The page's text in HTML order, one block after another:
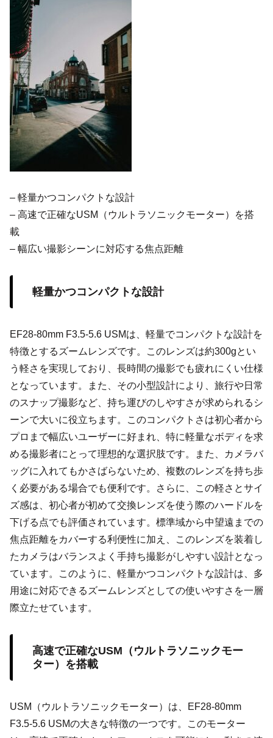
– 軽量かつコンパクトな設計
– 高速で正確なUSM（ウルトラソニックモーター）を搭
載
– 幅広い撮影シーンに対応する焦点距離
軽量かつコンパクトな設計
EF28-80mm F3.5-5.6 USMは、軽量でコンパクトな設計を
特徴とするズームレンズです。このレンズは約300gとい
う軽さを実現しており、長時間の撮影でも疲れにくい仕様
となっています。また、その小型設計により、旅行や日常
のスナップ撮影など、持ち運びのしやすさが求められるシ
ーンで大いに役立ちます。このコンパクトさは初心者から
プロまで幅広いユーザーに好まれ、特に軽量なボディを求
める撮影者にとって理想的な選択肢です。また、カメラバ
ッグに入れてもかさばらないため、複数のレンズを持ち歩
く必要がある場合でも便利です。さらに、この軽さとサイ
ズ感は、初心者が初めて交換レンズを使う際のハードルを
下げる点でも評価されています。標準域から中望遠までの
焦点距離をカバーする利便性に加え、このレンズを装着し
たカメラはバランスよく手持ち撮影がしやすい設計となっ
ています。このように、軽量かつコンパクトな設計は、多
用途に対応できるズームレンズとしての使いやすさを一層
際立たせています。
高速で正確なUSM（ウルトラソニックモー
ター）を搭載
USM（ウルトラソニックモーター）は、EF28-80mm
F3.5-5.6 USMの大きな特徴の一つです。このモーター